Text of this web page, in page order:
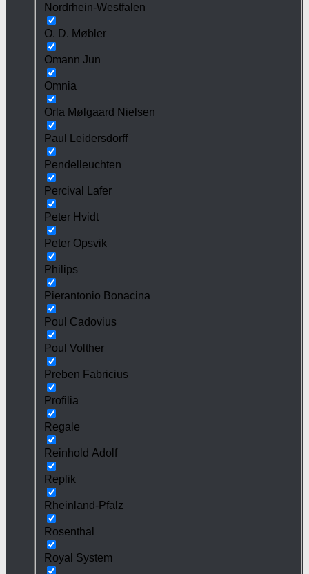
Nordrhein-Westfalen
O. D. Møbler
Omann Jun
Omnia
Orla Mølgaard Nielsen
Paul Leidersdorff
Pendelleuchten
Percival Lafer
Peter Hvidt
Peter Opsvik
Philips
Pierantonio Bonacina
Poul Cadovius
Poul Volther
Preben Fabricius
Profilia
Regale
Reinhold Adolf
Replik
Rheinland-Pfalz
Rosenthal
Royal System